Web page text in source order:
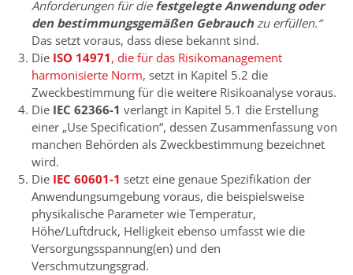
Anforderungen für die festgelegte Anwendung oder
den bestimmungsgemäßen Gebrauchzu erfüllen.“
Das setzt voraus, dass diese bekannt sind.
Die ISO 14971, die für das Risikomanagement
harmonisierte Norm, setzt in Kapitel 5.2 die
Zweckbestimmung für die weitere Risikoanalyse voraus.
Die IEC 62366-1 verlangt in Kapitel 5.1 die Erstellung
einer „Use Specification“, dessen Zusammenfassung von
manchen Behörden als Zweckbestimmung bezeichnet
wird.
Die IEC 60601-1 setzt eine genaue Spezifikation der
Anwendungsumgebung voraus, die beispielsweise
physikalische Parameter wie Temperatur,
Höhe/Luftdruck, Helligkeit ebenso umfasst wie die
Versorgungsspannung(en) und den
Verschmutzungsgrad.